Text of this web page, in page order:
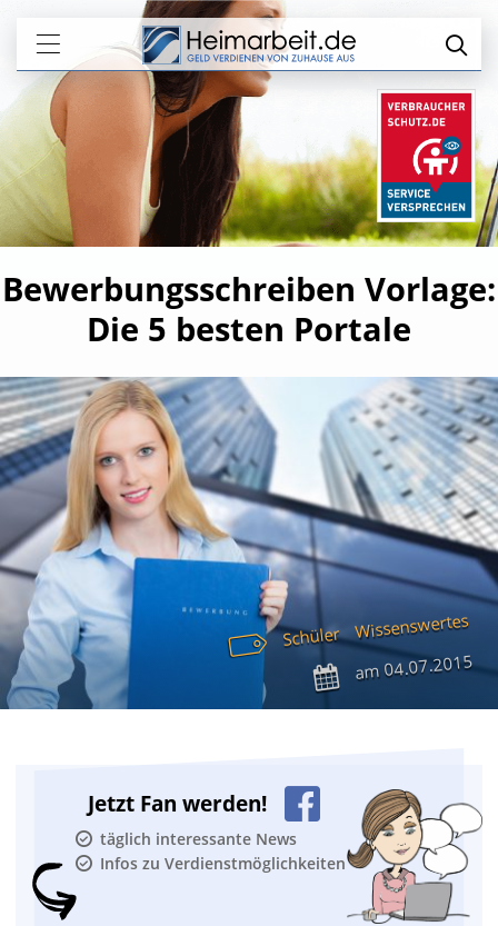
Bewerbungsschreiben Vorlage:
Die 5 besten Portale
Schüler Wissenswertes
am04.07.2015
Jetzt Fan werden!
täglich interessante News
Infos zu Verdienstmöglichkeiten